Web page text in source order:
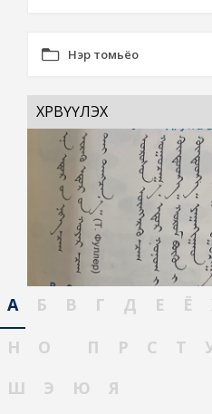
Нэр томьёо
ХӨРВҮҮЛЭХ
А Б В Г Д Е Ё
Н
О П Р С Т
Ш
Э Ю Я